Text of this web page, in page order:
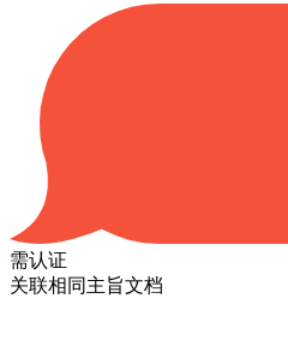
需认证
关联相同主旨文档